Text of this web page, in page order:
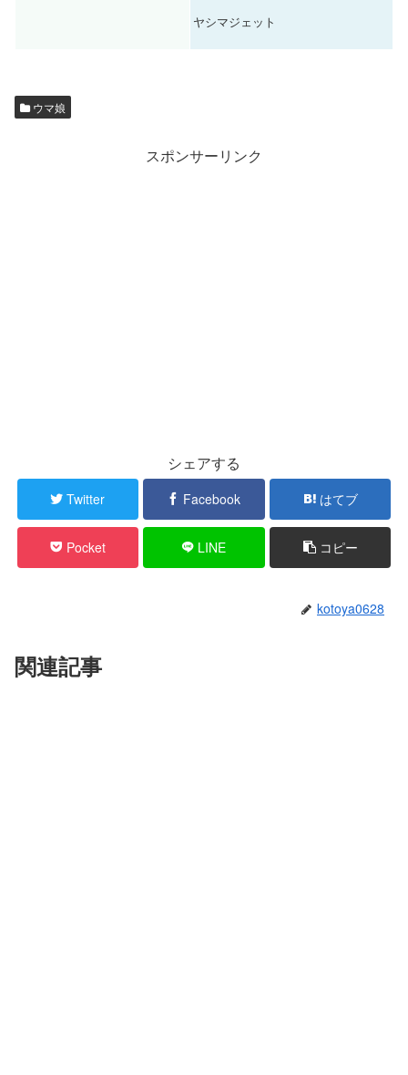
ヤシマジェット
ウマ娘
スポンサーリンク
シェアする
Twitter Facebook はてブ
Pocket LINE コピー
kotoya0628
関連記事